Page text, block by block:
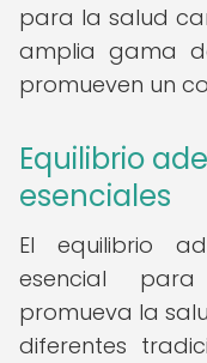
para la salud
amplia gama
promueven un
Equilibrio
esenciales
El equilibrio
esencial
promueva la
diferentes